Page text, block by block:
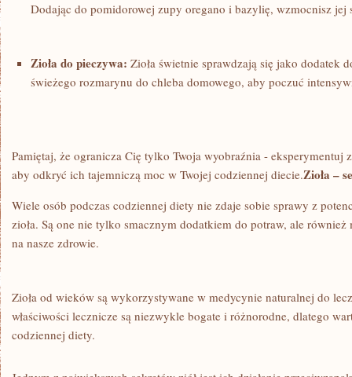
Dodając⁤ do pomidorowej zupy oregano i ⁢bazylię, wzmocnisz jej
Zioła do pieczywa: Zioła świetnie sprawdzają się jako dodatek
⁤świeżego rozmarynu do⁢ chleba domowego, aby poczuć⁢
Pamiętaj, że ogranicza‌ Cię tylko Twoja wyobraźnia ‌- eksperymentuj
aby odkryć ich tajemniczą moc w Twojej codziennej ⁤diecie.Zioła –
Wiele ‌osób podczas codziennej diety nie zdaje sobie sprawy z
zioła. Są‍ one ⁣nie tylko smacznym dodatkiem do potraw, ale
na nasze zdrowie.
Zioła od wieków są wykorzystywane ‌w medycynie naturalnej ‍do
właściwości lecznicze są​ niezwykle⁢ bogate i różnorodne, ​dlatego
codziennej diety.